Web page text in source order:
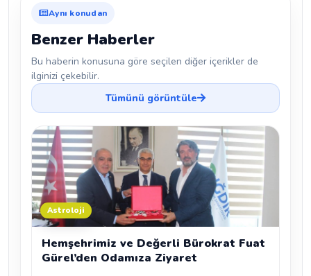
Aynı konudan
Benzer Haberler
Bu haberin konusuna göre seçilen diğer içerikler de
ilginizi çekebilir.
Tümünü görüntüle
Astroloji
Hemşehrimiz ve Değerli Bürokrat Fuat
Gürel’den Odamıza Ziyaret